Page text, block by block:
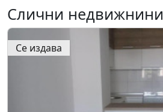
Слични недвижнини
Се издава